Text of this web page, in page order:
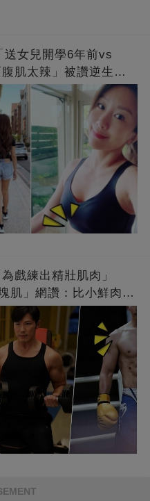
送女兒開學6年前vs
肌太辣」被讚逆生
為戲練出精壯肌肉」
肌」網讚：比小鮮肉猛